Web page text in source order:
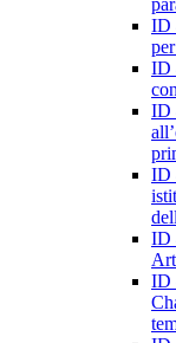
ID
ID
ID
ID
ID
ID